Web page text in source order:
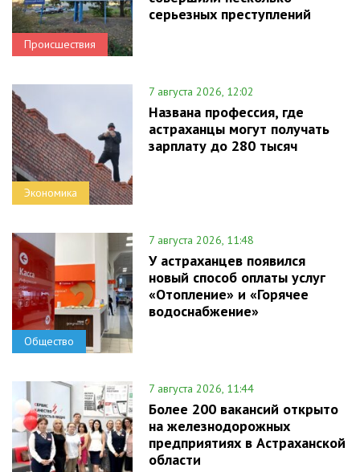
Происшествия
серьезных преступлений
Экономика
7 августа 2026, 12:02
Названа профессия, где
астраханцы могут получать
зарплату до 280 тысяч
Общество
7 августа 2026, 11:48
У астраханцев появился
новый способ оплаты услуг
«Отопление» и «Горячее
водоснабжение»
7 августа 2026, 11:44
Более 200 вакансий открыто
на железнодорожных
предприятиях в Астраханской
области